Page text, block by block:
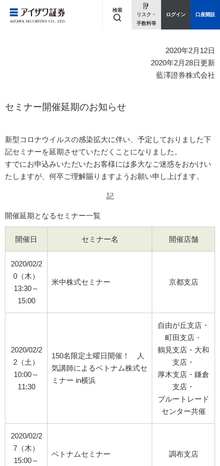
検索
リスク・
手数料等
ログイン 口座開設
2020年2月12日
2020年2月28日更新
藍澤證券株式会社
セミナー開催延期のお知らせ
新型コロナウイルスの感染拡大に伴い、予定しておりました下
記セミナーを延期させていただくことになりました。
すでにお申込みいただいたお客様には多大なご迷惑をおかけい
たしますが、何卒ご理解賜りますようお願い申し上げます。
記
開催延期となるセミナー一覧
開催日 セミナー名 開催店舗
2020/02/2
0（木）
13:30～
15:00
米中株式セミナー 京都支店
2020/02/2
2（土）
10:00～
11:30
150名限定土曜日開催！ 人
気講師によるベトナム株式セ
ミナー in横浜
自由が丘支店・
町田支店・
鶴見支店・大和
支店・
厚木支店・鎌倉
支店・
ブルートレード
センター共催
2020/02/2
7（木）
15:00～
ベトナムセミナー 調布支店